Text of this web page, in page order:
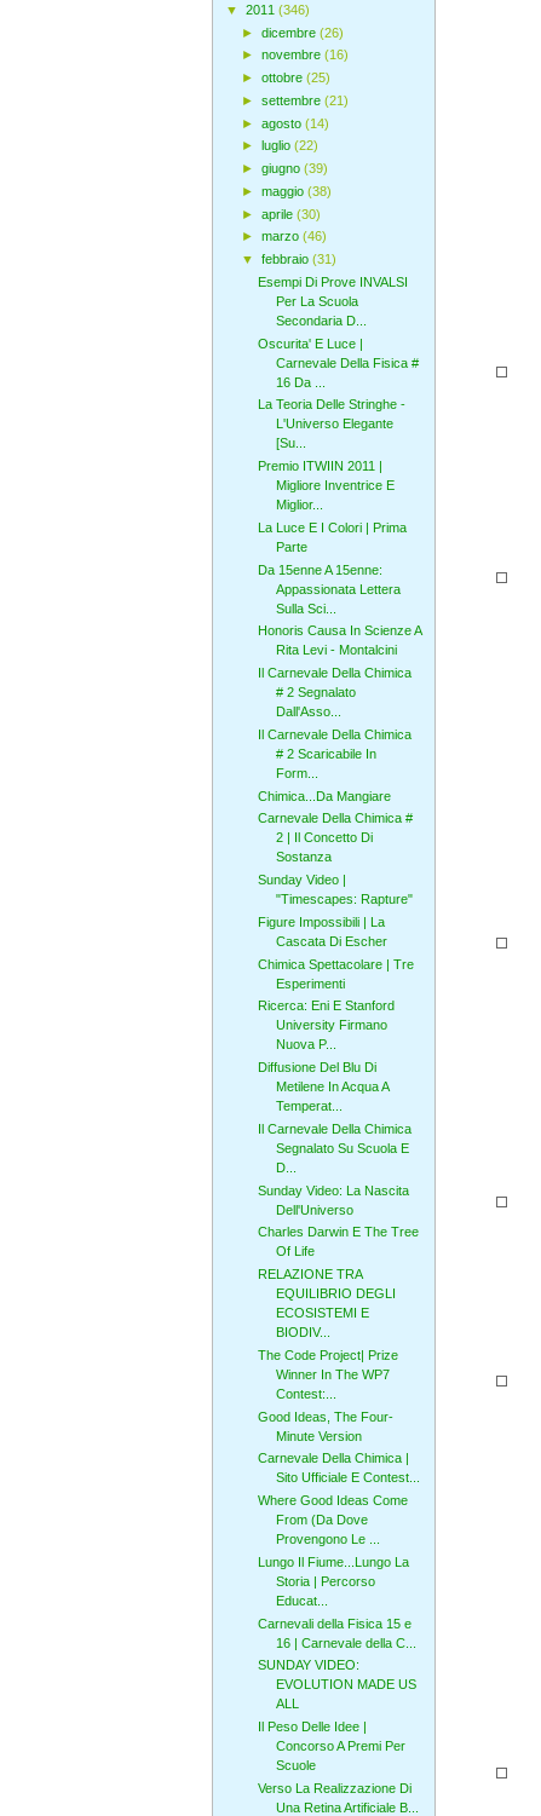
▼ 2011 (346)
► dicembre (26)
► novembre (16)
► ottobre (25)
► settembre (21)
► agosto (14)
►
luglio (22)
► giugno (39)
► maggio (38)
► aprile (30)
► marzo (46)
▼ febbraio (31)
Esempi Di Prove INVALSI
Per La Scuola
Secondaria D...
Oscurita' E Luce |
Carnevale Della Fisica #
16 Da ...
La Teoria Delle Stringhe -
L'Universo Elegante
[Su...
Premio ITWIIN 2011 |
Migliore Inventrice E
Miglior...
La Luce E I Colori | Prima
Parte
Da 15enne A 15enne:
Appassionata Lettera
Sulla Sci...
Honoris Causa In Scienze A
Rita Levi - Montalcini
Il Carnevale Della Chimica
# 2 Segnalato
Dall'Asso...
Il Carnevale Della Chimica
# 2 Scaricabile In
Form...
Chimica...Da Mangiare
Carnevale Della Chimica #
2 | Il Concetto Di
Sostanza
Sunday Video |
"Timescapes: Rapture"
Figure Impossibili | La
Cascata Di Escher
Chimica Spettacolare | Tre
Esperimenti
Ricerca: Eni E Stanford
University Firmano
Nuova P...
Diffusione Del Blu Di
Metilene In Acqua A
Temperat...
Il Carnevale Della Chimica
Segnalato Su Scuola E
D...
Sunday Video: La Nascita
Dell'Universo
Charles Darwin E The Tree
Of Life
RELAZIONE TRA
EQUILIBRIO DEGLI
ECOSISTEMI E
BIODIV...
The Code Project| Prize
Winner In The WP7
Contest:...
Good Ideas, The Four-
Minute Version
Carnevale Della Chimica |
Sito Ufficiale E Contest...
Where Good Ideas Come
From (Da Dove
Provengono Le ...
Lungo Il Fiume...Lungo La
Storia | Percorso
Educat...
Carnevali della Fisica 15 e
16 | Carnevale della C...
SUNDAY VIDEO:
EVOLUTION MADE US
ALL
Il Peso Delle Idee |
Concorso A Premi Per
Scuole
Verso La Realizzazione Di
Una Retina Artificiale B...